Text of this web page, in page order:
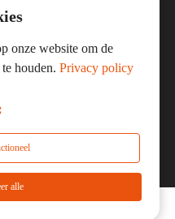
onze website om de
houden. Privacy policy
alle